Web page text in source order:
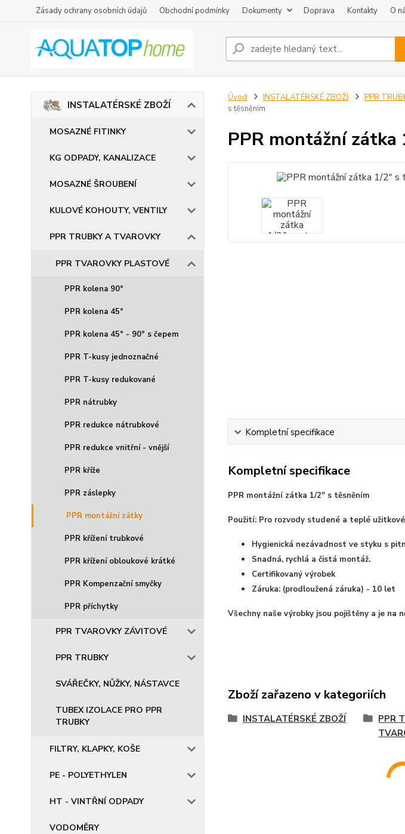
Zásady ochrany osobních údajů Obchodní podmínky Dokumenty Doprava Kontakty O
INSTALATÉRSKÉ ZBOŽÍ
MOSAZNÉ FITINKY
KG ODPADY, KANALIZACE
MOSAZNÉ ŠROUBENÍ
KULOVÉ KOHOUTY, VENTILY
PPR TRUBKY A TVAROVKY
PPR TVAROVKY PLASTOVÉ
PPR kolena 90°
PPR kolena 45°
PPR kolena 45° - 90° s čepem
PPR T-kusy jednoznačné
PPR T-kusy redukované
PPR nátrubky
PPR redukce nátrubkové
PPR redukce vnitřní - vnější
PPR kříže
PPR záslepky
PPR montážní zátky
PPR křížení trubkové
PPR křížení obloukové krátké
PPR Kompenzační smyčky
PPR příchytky
PPR TVAROVKY ZÁVITOVÉ
PPR TRUBKY
SVÁŘEČKY, NŮŽKY, NÁSTAVCE
TUBEX IZOLACE PRO PPR
TRUBKY
FILTRY, KLAPKY, KOŠE
PE - POLYETHYLEN
HT - VINTŘNÍ ODPADY
VODOMĚRY
Úvod INSTALATÉRSKÉ ZBOŽÍ PPR
s těsněním
PPR montážní
Kompletní specifikace
Kompletní specifikace
PPR montážní zátka 1/2" s těsněním
Použití: Pro rozvody studené a teplé
Hygienická nezávadnost ve styku s
Snadná, rychlá a čistá montáž.
Certifikovaný výrobek
Záruka: (prodloužená záruka) - 10 let
Všechny naše výrobky jsou pojištěny a je na
Zboží zařazeno v kategoriích
INSTALATÉRSKÉ ZBOŽÍ
PPR